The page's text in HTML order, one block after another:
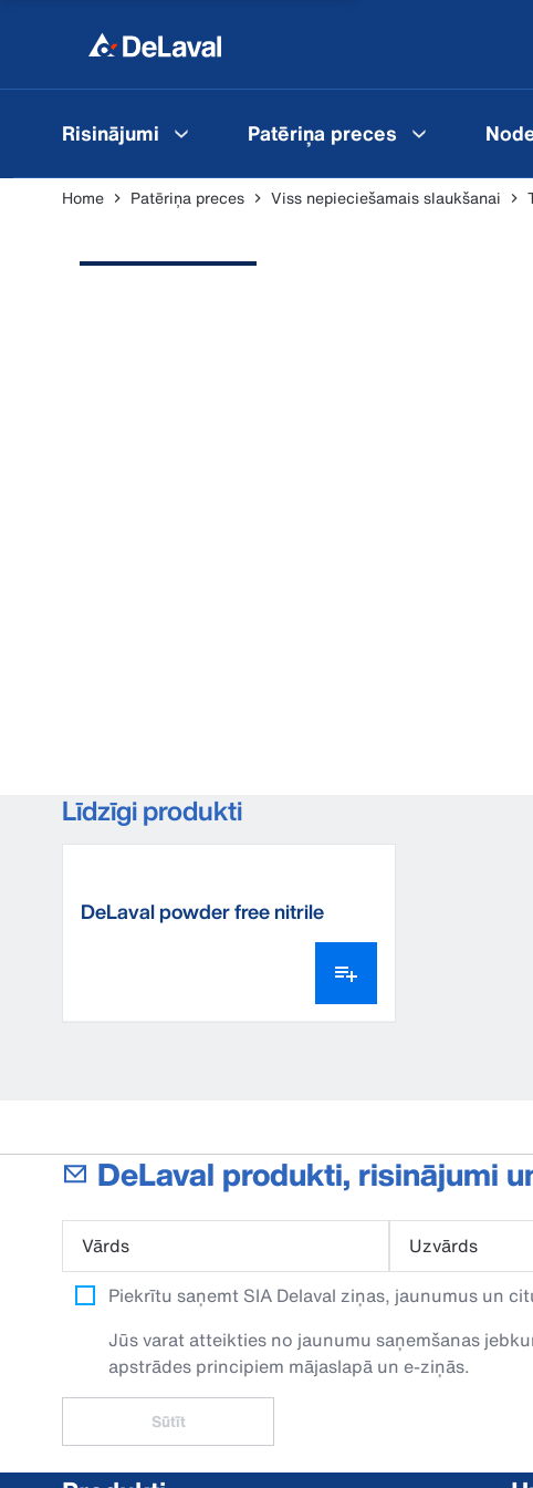
Risinājumi Patēriņa preces
Home Patēriņa preces Viss nepieciešamais slaukšanai
Līdzīgi produkti
DeLaval powder free nitrile
DeLaval produkti, risinājumi
Vārds Uzvārds
Piekrītu saņemt SIA Delaval ziņas, jaunumus un
Jūs varat atteikties no jaunumu saņemšanas
apstrādes principiem mājaslapā un e-ziņās.
Sūtīt